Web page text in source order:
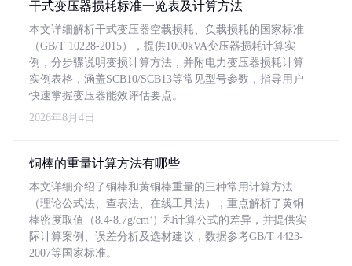
干式变压器损耗标准一览表及计算方法
本文详细解析干式变压器空载损耗、负载损耗的国家标准
（GB/T 10228-2015），提供1000kVA变压器损耗计算实
例，分步骤说明变损计算方法，并附电力变压器损耗计算
实例表格，涵盖SCB10/SCB13等常见型号参数，指导用户
快速掌握变压器能效评估要点。
2026年8月4日
铜棒的重量计算方法有哪些
本文详细介绍了铜棒和黄铜棒重量的三种常用计算方法
（理论公式法、查表法、在线工具法），重点解析了黄铜
棒密度取值（8.4-8.7g/cm³）和计算公式的差异，并提供实
际计算案例、误差分析及选材建议，数据参考GB/T 4423-
2007等国家标准。